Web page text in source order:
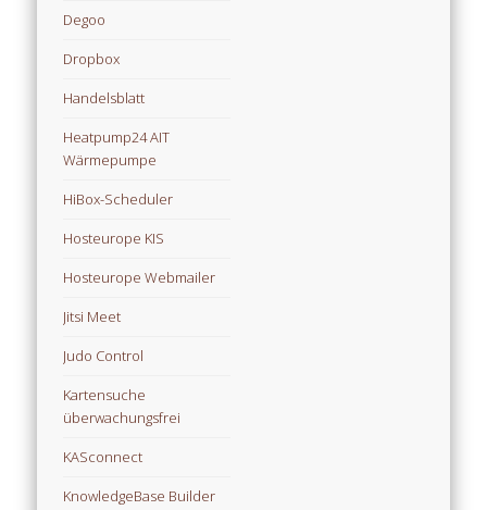
Degoo
Dropbox
Handelsblatt
Heatpump24 AIT
Wärmepumpe
HiBox-Scheduler
Hosteurope KIS
Hosteurope Webmailer
Jitsi Meet
Judo Control
Kartensuche
überwachungsfrei
KASconnect
KnowledgeBase Builder